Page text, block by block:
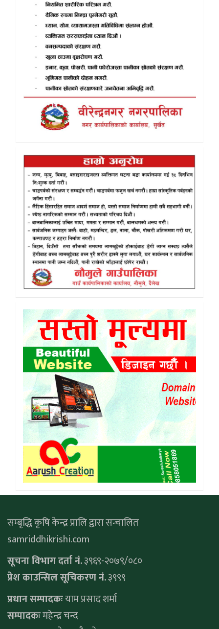
सम्बृद्धि कृषि केन्द्र प्रालि द्वारा सन्चालित
samriddhikrishi.com
सूचना विभाग दर्ता नं.३९६९-२०७९/०८०
प्रेश काउन्सिल सूचिकरण नं.३९९९
प्रधान सम्पादकःयाम प्रसाद शर्मा
सम्पादकःमहेन्द्र चन्द